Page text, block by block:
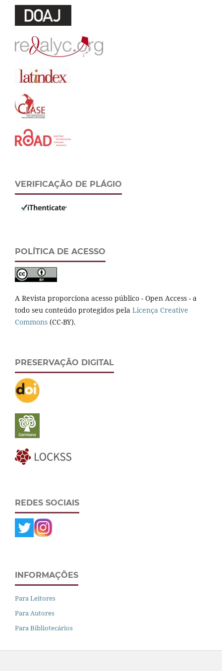
VERIFICAÇÃO DE PLÁGIO
POLÍTICA DE ACESSO
A Revista proporciona acesso público - Open Access - a
todo seu conteúdo protegidos pela Licença Creative
Commons (CC-BY).
PRESERVAÇÃO DIGITAL
REDES SOCIAIS
INFORMAÇÕES
Para Leitores
Para Autores
Para Bibliotecários